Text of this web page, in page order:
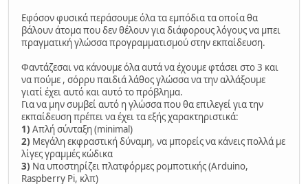
Εφόσον φυσικά περάσουμε όλα τα εμπόδια τα οποία θα
βάλουν άτομα που δεν θέλουν για διάφορους λόγους να μπει
πραγματική γλώσσα προγραμματισμού στην εκπαίδευση.
Φαντάζεσαι να κάνουμε όλα αυτά να έχουμε φτάσει στο 3 και
να πούμε , σόρρυ παιδιά λάθος γλώσσα να την αλλάξουμε
γιατί έχει αυτό και αυτό το πρόβλημα.
Για να μην συμβεί αυτό η γλώσσα που θα επιλεγεί για την
εκπαίδευση πρέπει να έχει τα εξής χαρακτηριστικά:
1) Απλή σύνταξη (minimal)
2) Μεγάλη εκφραστική δύναμη, να μπορείς να κάνεις πολλά με
λίγες γραμμές κώδικα
3) Να υποστηρίζει πλατφόρμες ρομποτικής (Arduino,
Raspberry Pi, κλπ)